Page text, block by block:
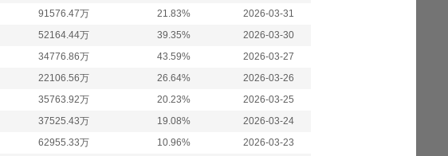
91576.47万 21.83%
2026-03-31
52164.44万 39.35%
2026-03-30
34776.86万 43.59%
2026-03-27
22106.56万 26.64%
2026-03-26
35763.92万 20.23%
2026-03-25
37525.43万 19.08%
2026-03-24
62955.33万 10.96%
2026-03-23